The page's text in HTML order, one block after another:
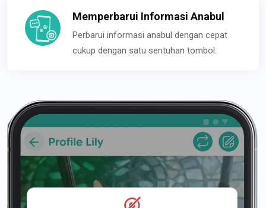
Memperbarui Informasi Anabul
Perbarui informasi anabul dengan cepat
cukup dengan satu sentuhan tombol.